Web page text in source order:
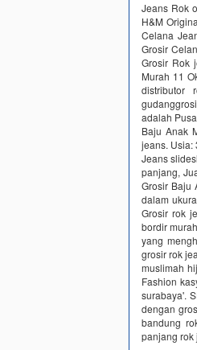
Jeans Rok
H&M
Celana
Grosir
Grosir Rok
Murah 11
distributor
adalah
Baju Anak
jeans. Usia:
Jeans
panjang,
Grosir Baju
dalam
Grosir rok
bordir
yang
grosir rok
muslimah
Fashion
surabaya'.
dengan
bandung
panjang rok